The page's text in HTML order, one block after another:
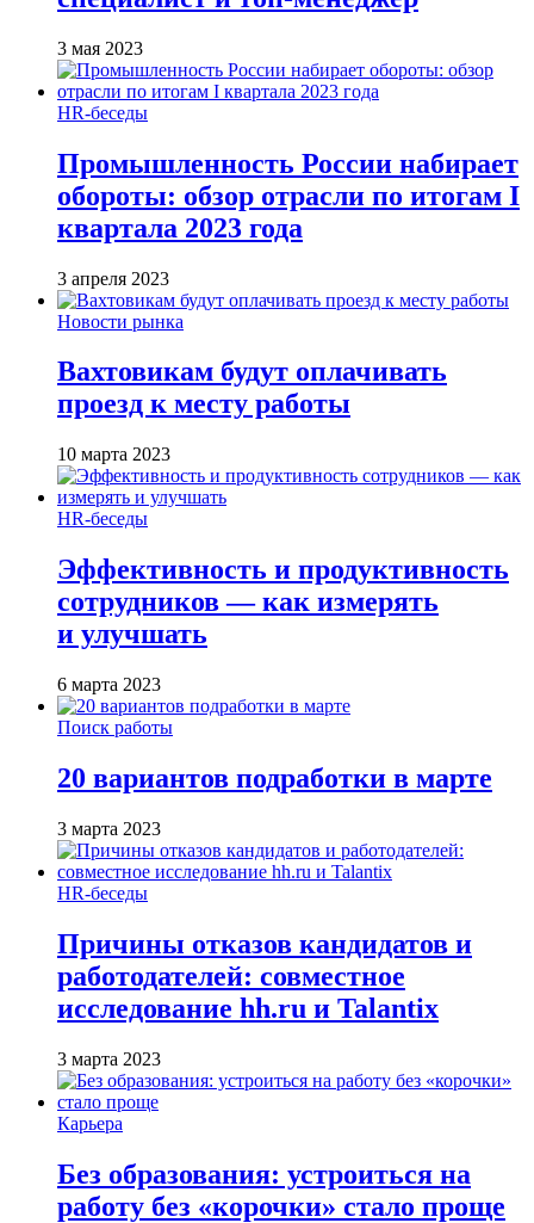
3 мая 2023
HR-беседы
Промышленность России набирает
обороты: обзор отрасли по итогам I
квартала 2023 года
3 апреля 2023
Новости рынка
Вахтовикам будут оплачивать
проезд к месту работы
10 марта 2023
HR-беседы
Эффективность и продуктивность
сотрудников — как измерять
и улучшать
6 марта 2023
Поиск работы
20 вариантов подработки в марте
3 марта 2023
HR-беседы
Причины отказов кандидатов и
работодателей: совместное
исследование hh.ru и Talantix
3 марта 2023
Карьера
Без образования: устроиться на
работу без «корочки» стало проще